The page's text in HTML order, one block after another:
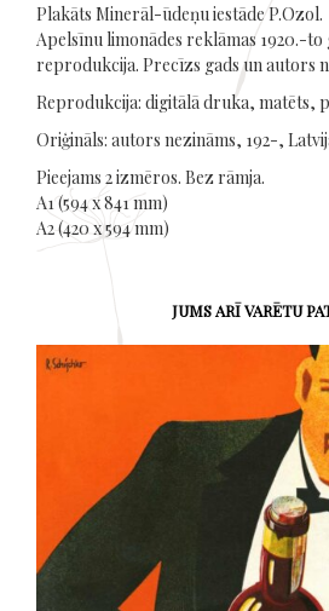
Plakāts Minerāl-ūdeņu iestāde P.Ozol.
Apelsīnu limonādes reklāmas 1920.-
reprodukcija. Precīzs gads un autors
Reprodukcija: digitālā druka, matēts,
Oriģināls: autors nezināms, 192-,
Pieejams 2 izmēros. Bez rāmja.
A1 (594 x 841 mm)
A2 (420 x 594 mm)
JUMS ARĪ VARĒTU